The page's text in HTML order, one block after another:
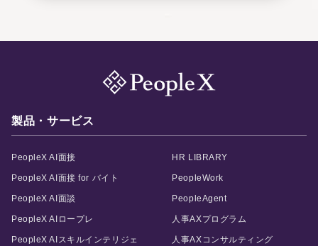
製品・サービス
PeopleX AI面接 HR LIBRARY
PeopleX AI面接 for バイト PeopleWork
PeopleX AI面談 PeopleAgent
PeopleX AIロープレ 人事AXプログラム
PeopleX AIスキルインテリジェ
人事AXコンサルティング